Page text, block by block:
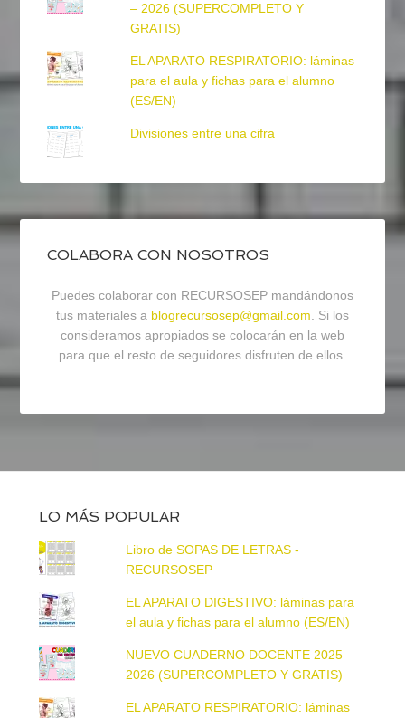
– 2026 (SUPERCOMPLETO Y
GRATIS)
EL APARATO RESPIRATORIO: láminas
para el aula y fichas para el alumno
(ES/EN)
Divisiones entre una cifra
COLABORA CON NOSOTROS
Puedes colaborar con RECURSOSEP mandándonos
tus materiales a blogrecursosep@gmail.com. Si los
consideramos apropiados se colocarán en la web
para que el resto de seguidores disfruten de ellos.
LO MÁS POPULAR
Libro de SOPAS DE LETRAS -
RECURSOSEP
EL APARATO DIGESTIVO: láminas para
el aula y fichas para el alumno (ES/EN)
NUEVO CUADERNO DOCENTE 2025 –
2026 (SUPERCOMPLETO Y GRATIS)
EL APARATO RESPIRATORIO: láminas